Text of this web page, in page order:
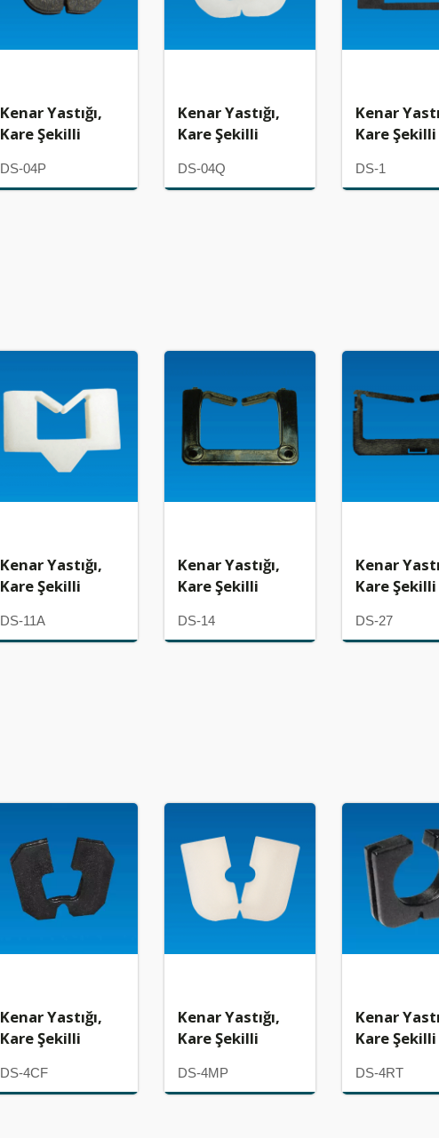
Kenar Yastığı,
Kare Şekilli
DS-04P
Kenar Yastığı,
Kare Şekilli
DS-04Q
Kenar
Kare Şekilli
DS-1
Kenar Yastığı,
Kare Şekilli
DS-11A
Kenar Yastığı,
Kare Şekilli
DS-14
Kenar
Kare Şekilli
DS-27
Kenar Yastığı,
Kare Şekilli
DS-4CF
Kenar Yastığı,
Kare Şekilli
DS-4MP
Kenar
Kare Şekilli
DS-4RT